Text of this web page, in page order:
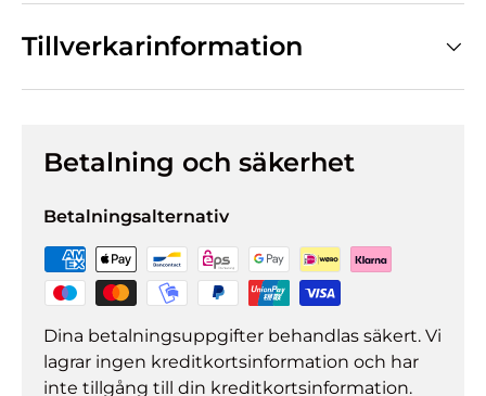
Tillverkarinformation
Betalning och säkerhet
Betalningsalternativ
Dina betalningsuppgifter behandlas säkert. Vi
lagrar ingen kreditkortsinformation och har
inte tillgång till din kreditkortsinformation.